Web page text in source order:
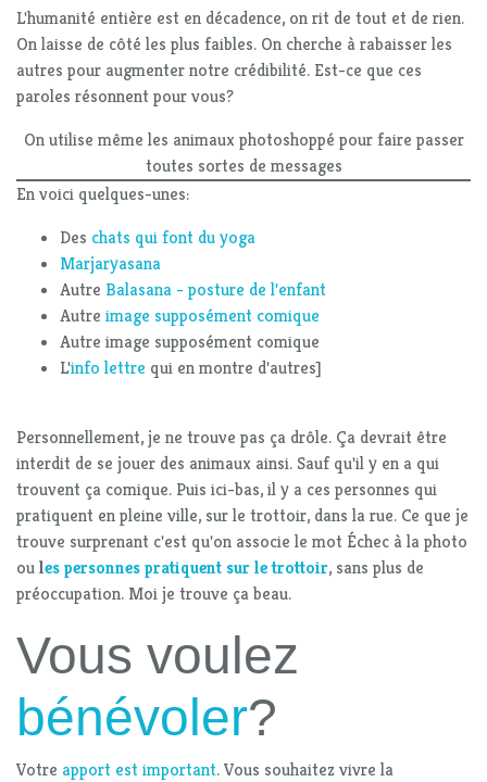
L'humanité entière est en décadence, on rit de tout et de rien.
On laisse de côté les plus faibles. On cherche à rabaisser les
autres pour augmenter notre crédibilité. Est-ce que ces
paroles résonnent pour vous?
On utilise même les animaux photoshoppé pour faire passer
toutes sortes de messages
En voici quelques-unes:
Des chats qui font du yoga
Marjaryasana
Autre Balasana - posture de l'enfant
Autre image supposément comique
Autre image supposément comique
L'info lettre qui en montre d'autres]
Personnellement, je ne trouve pas ça drôle. Ça devrait être
interdit de se jouer des animaux ainsi. Sauf qu'il y en a qui
trouvent ça comique. Puis ici-bas, il y a ces personnes qui
pratiquent en pleine ville, sur le trottoir, dans la rue. Ce que je
trouve surprenant c'est qu'on associe le mot Échec à la photo
oules personnes pratiquent sur le trottoir, sans plus de
préoccupation. Moi je trouve ça beau.
Vous voulez
bénévoler?
Votre apport est important. Vous souhaitez vivre la